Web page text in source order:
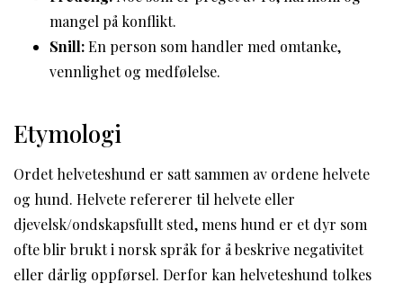
mangel på konflikt.
Snill:En person som handler med omtanke,
vennlighet og medfølelse.
Etymologi
Ordet helveteshund er satt sammen av ordene helvete
og hund. Helvete refererer til helvete eller
djevelsk/ondskapsfullt sted, mens hund er et dyr som
ofte blir brukt i norsk språk for å beskrive negativitet
eller dårlig oppførsel. Derfor kan helveteshund tolkes